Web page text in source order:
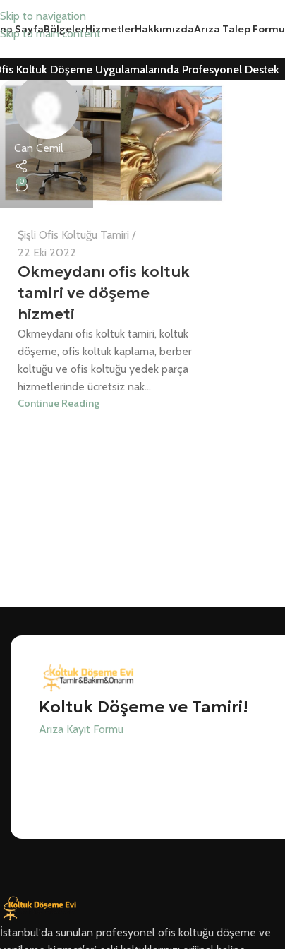
Skip to navigation
Skip to main content
SayfaBölgelerHizmetlerHakkımızdaArıza Talep Formu
Koltuk Döşeme Uygulamalarında Profesyonel Destek
Can Cemil
0
Şişli Ofis Koltuğu Tamiri
22 Eki 2022
Okmeydanı ofis koltuk
tamiri ve döşeme
hizmeti
Okmeydanı ofis koltuk tamiri, koltuk
döşeme, ofis koltuk kaplama, berber
koltuğu ve ofis koltuğu yedek parça
hizmetlerinde ücretsiz nak...
Continue Reading
Koltuk Döşeme ve Tamiri!
Arıza Kayıt Formu
İstanbul'da sunulan profesyonel ofis koltuğu döşeme ve